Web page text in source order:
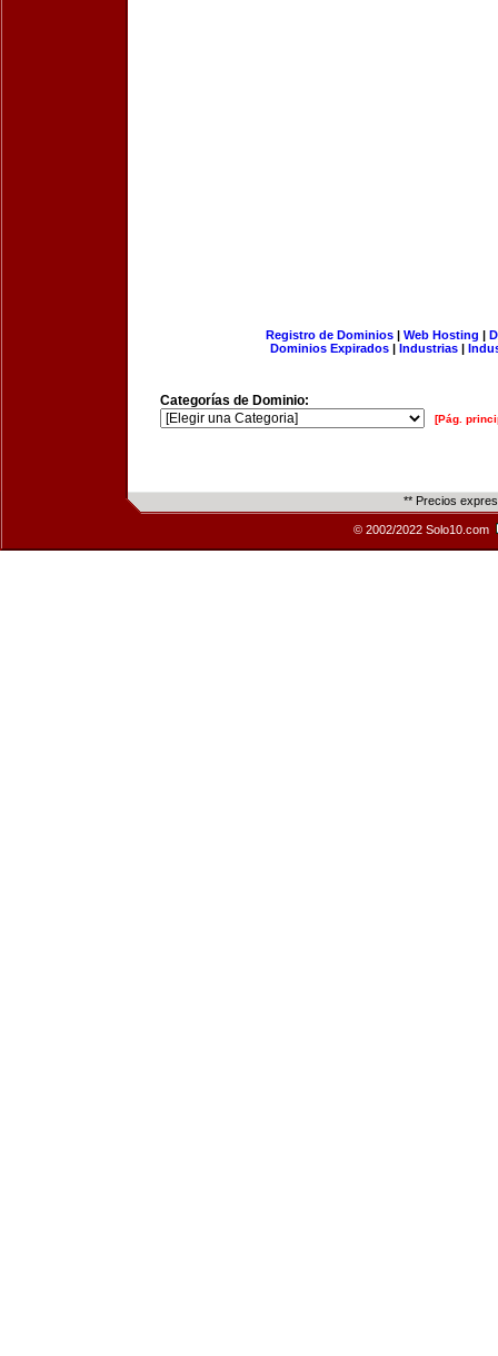
Registro de Dominios| Web Hosting |
Dominios Expirados | Industrias |
Categorías de Dominio:
[Pág.
** Precios
© 2002/2022 Solo10.com